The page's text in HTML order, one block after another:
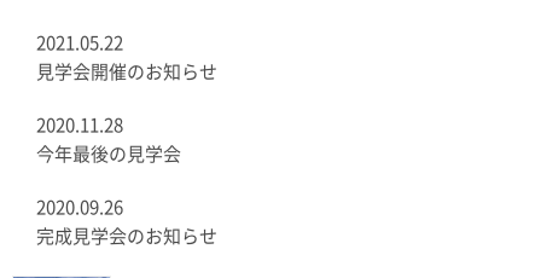
2021.05.22
見学会開催のお知らせ
2020.11.28
今年最後の見学会
2020.09.26
完成見学会のお知らせ